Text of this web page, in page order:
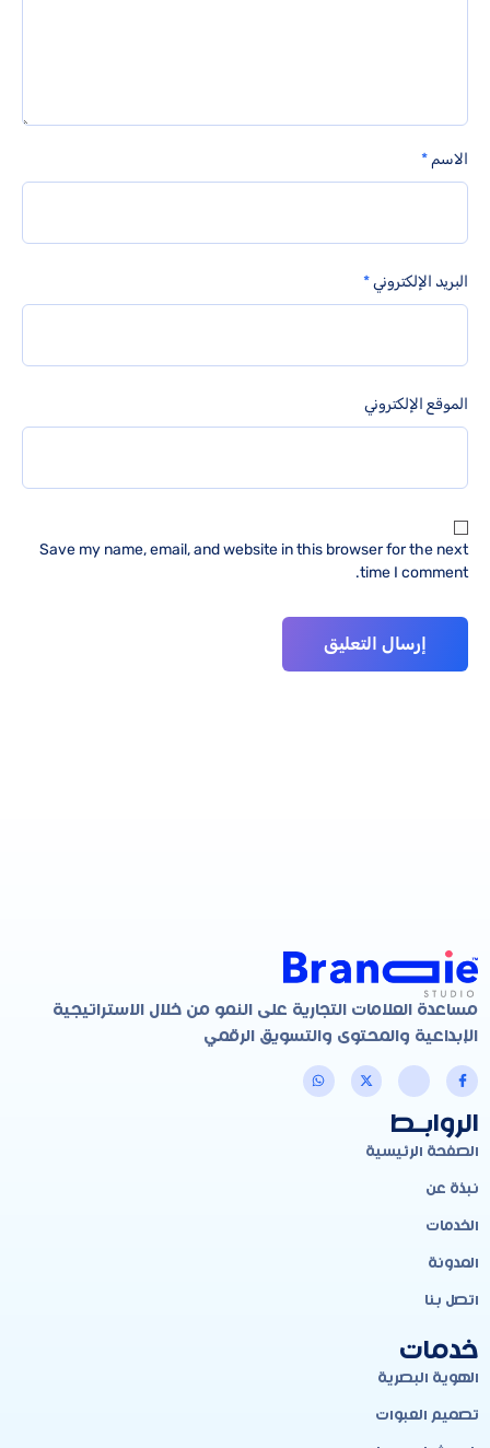
الاسم*
البريد الإلكتروني*
الموقع الإلكتروني
Save my name, email, and website in this browser for the next
time I comment.
مساعدة العلامات التجارية على النمو من خلال الاستراتيجية
الإبداعية والمحتوى والتسويق الرقمي
الروابـط
الصفحة الرئيسية
نبذة عن
الخدمات
المدونة
اتصل بنا
خدمات
الهوية البصرية
تصميم العبوات